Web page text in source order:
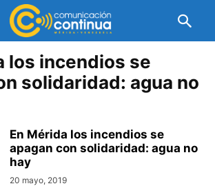
los incendios se
solidaridad: agua no
En Mérida los incendios se
apagan con solidaridad: agua no
hay
20 mayo, 2019